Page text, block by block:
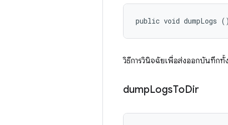
public void dumpLogs ()
วิธีการวินิจฉัยเพื่อส่งออกบันทึก
dumpLogsToDir